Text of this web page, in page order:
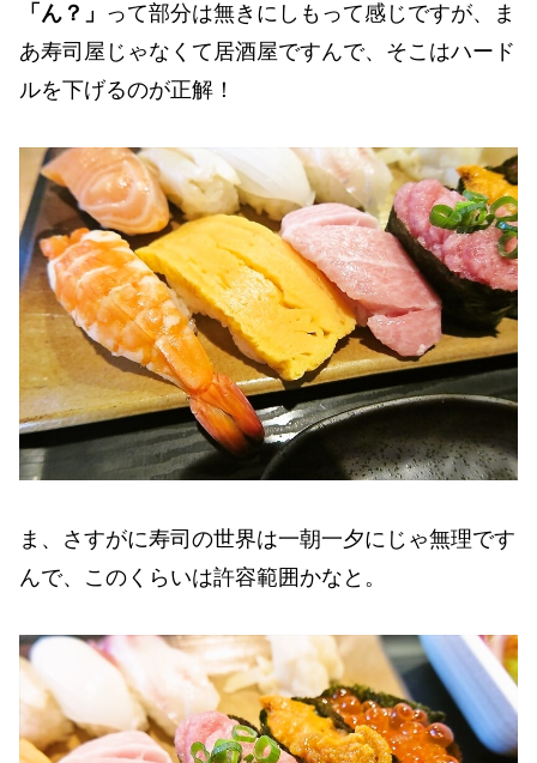
「ん？」 って部分は無きにしもって感じですが、ま
あ寿司屋じゃなくて居酒屋ですんで、そこはハード
ルを下げるのが正解！
ま、さすがに寿司の世界は一朝一夕にじゃ無理です
んで、このくらいは許容範囲かなと。